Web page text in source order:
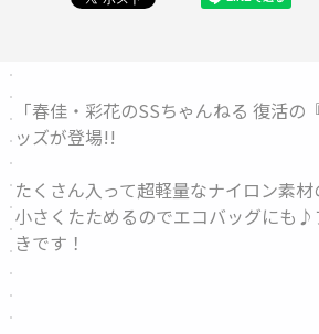
「春佳・彩花のSSちゃんねる 復活の
ッズが登場!!
たくさん入って超軽量なナイロン素材
小さくたためるのでエコバッグにも♪
きです！